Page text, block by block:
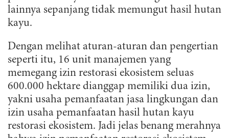
lainnya sepanjang tidak memungut hasil hutan
kayu.
Dengan melihat aturan-aturan dan pengertian
seperti itu, 16 unit manajemen yang
memegang izin restorasi ekosistem seluas
600.000 hektare dianggap memiliki dua izin,
yakni usaha pemanfaatan jasa lingkungan dan
izin usaha pemanfaatan hasil hutan kayu
restorasi ekosistem. Jadi jelas benang merahnya